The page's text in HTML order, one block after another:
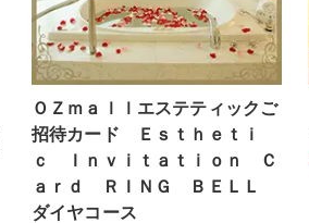
ＯＺｍａｌｌエステティックご
招待カード Ｅｓｔｈｅｔｉ
ｃ Ｉｎｖｉｔａｔｉｏｎ Ｃ
ａｒｄ ＲＩＮＧ ＢＥＬＬ
ダイヤコース